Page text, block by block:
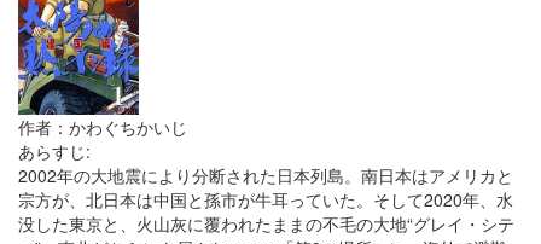
作者：かわぐちかいじ
あらすじ:
2002年の大地震により分断された日本列島。南日本はアメリカと
宗方が、北日本は中国と孫市が牛耳っていた。そして2020年、水
没した東京と、火山灰に覆われたままの不毛の大地“グレイ・シテ